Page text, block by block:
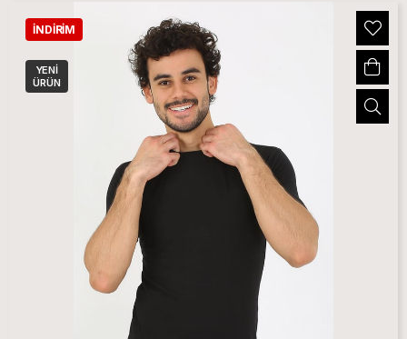
İNDIRIM
YENI
ÜRÜN